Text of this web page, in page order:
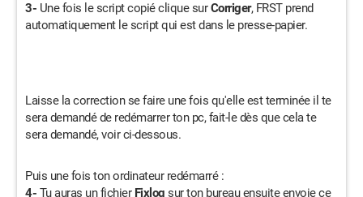
3- Une fois le script copié clique surCorriger, FRST prend
automatiquement le script qui est dans le presse-papier.
Laisse la correction se faire une fois qu'elle est terminée il te
sera demandé de redémarrer ton pc, fait-le dès que cela te
sera demandé, voir ci-dessous.
Puis une fois ton ordinateur redémarré :
4- Tu auras un fichier Fixlog sur ton bureau ensuite envoie ce